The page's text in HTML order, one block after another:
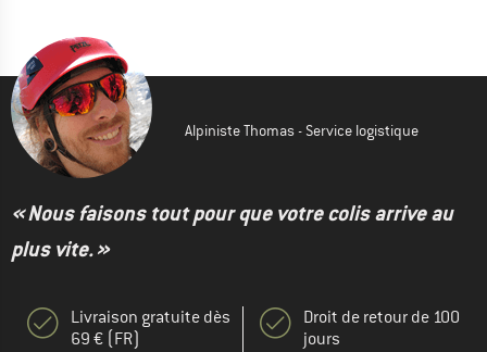
Alpiniste Thomas - Service logistique
« Nous faisons tout pour que votre colis arrive au
plus vite. »
Livraison gratuite dès
69 € (FR)
Droit de retour de 100
jours